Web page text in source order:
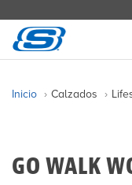
Inicio Calzados
GO WALK